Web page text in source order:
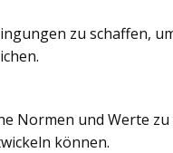
zu schaffen,
Normen und Werte
können.